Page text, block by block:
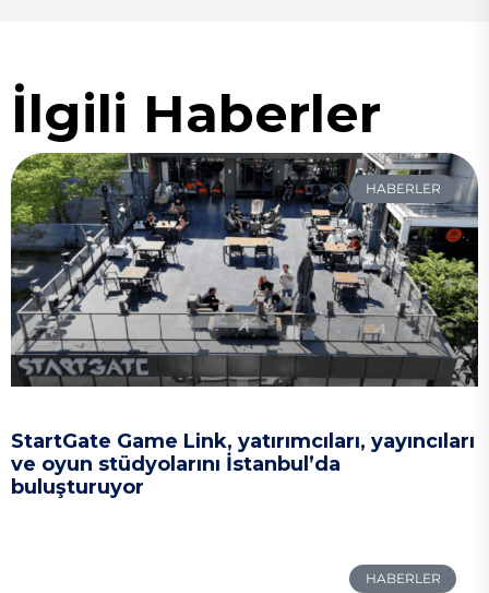
İlgili Haberler
HABERLER
StartGate Game Link, yatırımcıları, yayıncıları
ve oyun stüdyolarını İstanbul’da
buluşturuyor
HABERLER